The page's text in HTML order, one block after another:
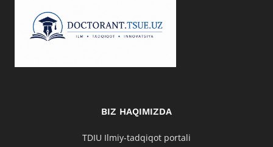
BIZ HAQIMIZDA
TDIU Ilmiy-tadqiqot portali